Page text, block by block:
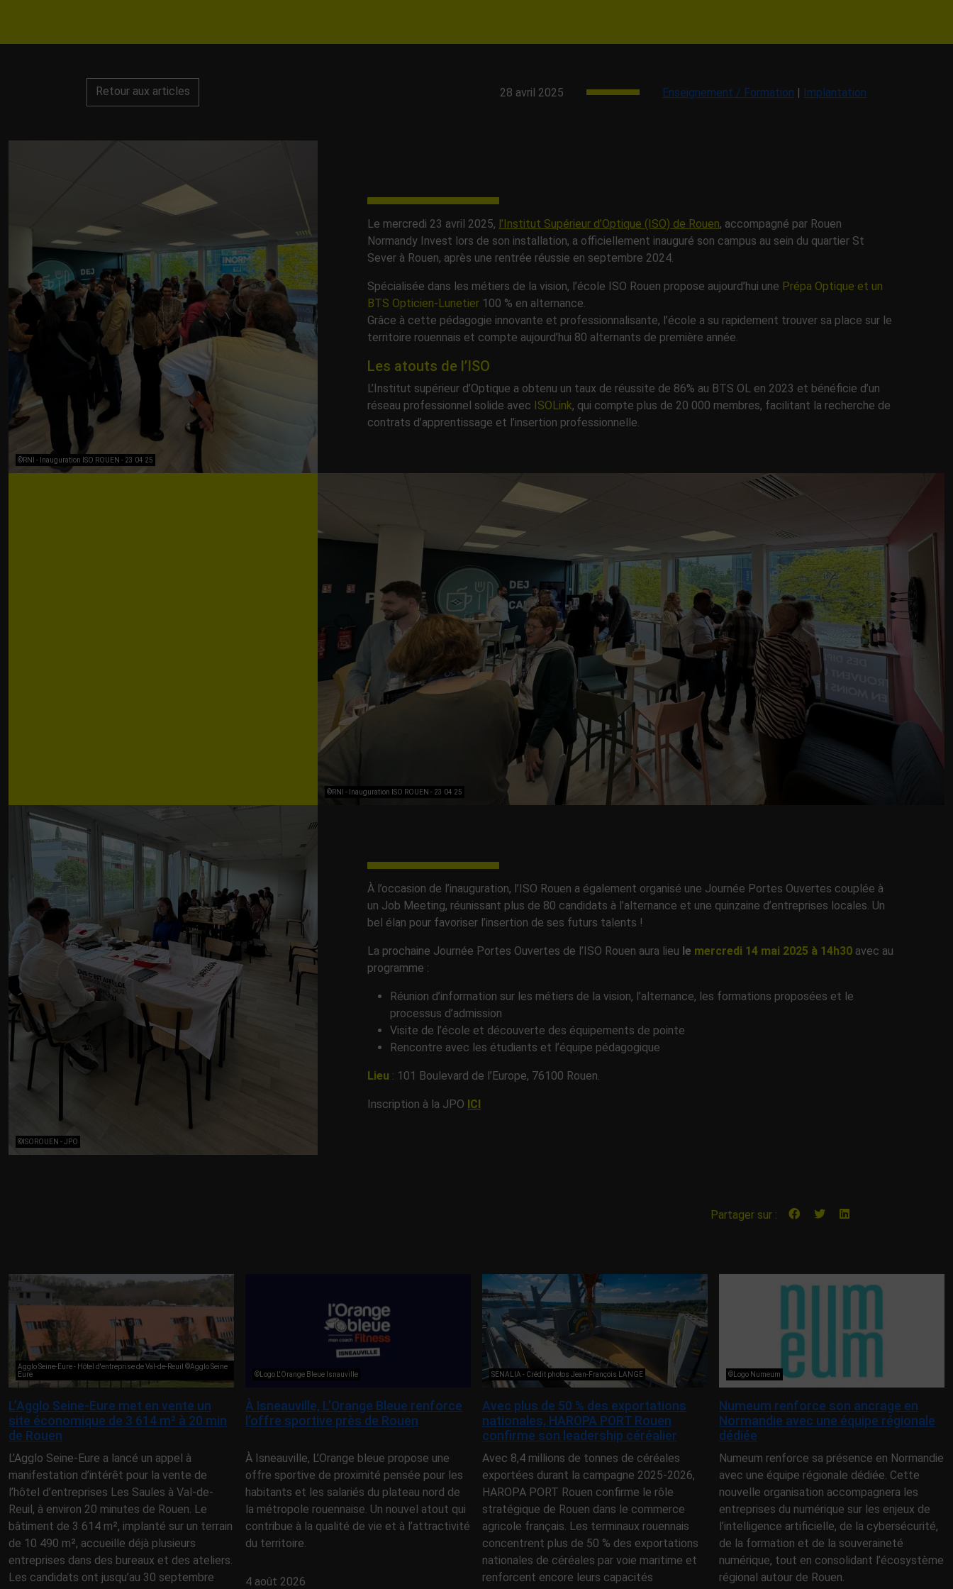
Retour aux articles 28 avril 2025 Enseignement / Formation | Implantation
©RNI - Inauguration ISO ROUEN - 23 04 25
Le mercredi 23 avril 2025, l’Institut Supérieur d’Optique (ISO) de Rouen, accompagné par Rouen
Normandy Invest lors de son installation, a officiellement inauguré son campus au sein du quartier St
Sever à Rouen, après une rentrée réussie en septembre 2024.
Spécialisée dans les métiers de la vision, l’école ISO Rouen propose aujourd’hui une Prépa Optique et un
BTS Opticien-Lunetier 100 % en alternance.
Grâce à cette pédagogie innovante et professionnalisante, l’école a su rapidement trouver sa place sur le
territoire rouennais et compte aujourd’hui 80 alternants de première année.
Les atouts de l’ISO
L’Institut supérieur d’Optique a obtenu un taux de réussite de 86% au BTS OL en 2023 et bénéficie d’un
réseau professionnel solide avec ISOLink, qui compte plus de 20 000 membres, facilitant la recherche de
contrats d’apprentissage et l’insertion professionnelle.
©RNI - Inauguration ISO ROUEN - 23 04 25
©ISOROUEN - JPO
À l’occasion de l’inauguration, l’ISO Rouen a également organisé une Journée Portes Ouvertes couplée à
un Job Meeting, réunissant plus de 80 candidats à l’alternance et une quinzaine d’entreprises locales. Un
bel élan pour favoriser l’insertion de ses futurs talents !
La prochaine Journée Portes Ouvertes de l’ISO Rouen aura lieu le mercredi 14 mai 2025 à 14h30 avec au
programme :
Réunion d’information sur les métiers de la vision, l’alternance, les formations proposées et le
processus d’admission
Visite de l’école et découverte des équipements de pointe
Rencontre avec les étudiants et l’équipe pédagogique
Lieu : 101 Boulevard de l’Europe, 76100 Rouen.
Inscription à la JPO ICI
Partager sur :
Agglo Seine-Eure - Hôtel d'entreprise de Val-de-Reuil ©Agglo Seine
Eure
L’Agglo Seine-Eure met en vente un
site économique de 3 614 m² à 20 min
de Rouen
L’Agglo Seine-Eure a lancé un appel à
manifestation d’intérêt pour la vente de
l’hôtel d’entreprises Les Saules à Val-de-
Reuil, à environ 20 minutes de Rouen. Le
bâtiment de 3 614 m², implanté sur un terrain
de 10 490 m², accueille déjà plusieurs
entreprises dans des bureaux et des ateliers.
Les candidats ont jusqu’au 30 septembre
©Logo L'Orange Bleue Isnauville
À Isneauville, L’Orange Bleue renforce
l’offre sportive près de Rouen
À Isneauville, L’Orange bleue propose une
offre sportive de proximité pensée pour les
habitants et les salariés du plateau nord de
la métropole rouennaise. Un nouvel atout qui
contribue à la qualité de vie et à l’attractivité
du territoire.
4 août 2026
SENALIA - Crédit photos Jean-François LANGE
Avec plus de 50 % des exportations
nationales, HAROPA PORT Rouen
confirme son leadership céréalier
Avec 8,4 millions de tonnes de céréales
exportées durant la campagne 2025-2026,
HAROPA PORT Rouen confirme le rôle
stratégique de Rouen dans le commerce
agricole français. Les terminaux rouennais
concentrent plus de 50 % des exportations
nationales de céréales par voie maritime et
renforcent encore leurs capacités
©Logo Numeum
Numeum renforce son ancrage en
Normandie avec une équipe régionale
dédiée
Numeum renforce sa présence en Normandie
avec une équipe régionale dédiée. Cette
nouvelle organisation accompagnera les
entreprises du numérique sur les enjeux de
l’intelligence artificielle, de la cybersécurité,
de la formation et de la souveraineté
numérique, tout en consolidant l’écosystème
régional autour de Rouen.